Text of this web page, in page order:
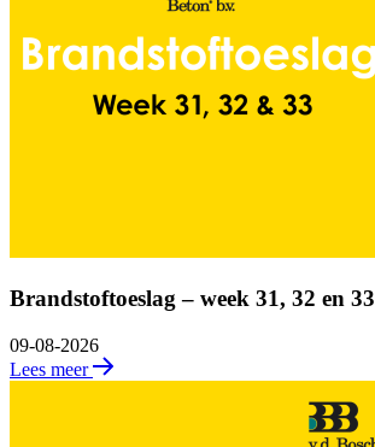
Brandstoftoeslag – week 31, 32 en 33
09-08-2026
Lees meer